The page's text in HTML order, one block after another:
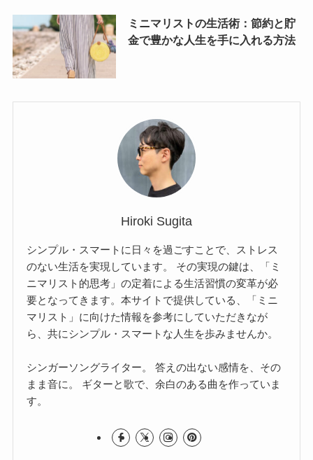
ミニマリストの生活術：節約と貯
金で豊かな人生を手に入れる方法
Hiroki Sugita
シンプル・スマートに日々を過ごすことで、ストレス
のない生活を実現しています。 その実現の鍵は、「ミ
ニマリスト的思考」の定着による生活習慣の変革が必
要となってきます。本サイトで提供している、「ミニ
マリスト」に向けた情報を参考にしていただきなが
ら、共にシンプル・スマートな人生を歩みませんか。
シンガーソングライター。 答えの出ない感情を、その
まま音に。 ギターと歌で、余白のある曲を作っていま
す。